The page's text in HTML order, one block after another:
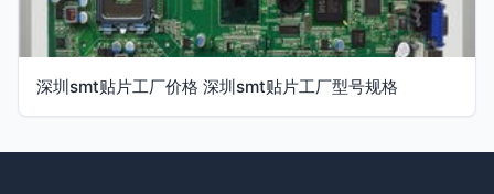
深圳smt贴片工厂价格 深圳smt贴片工厂型号规格